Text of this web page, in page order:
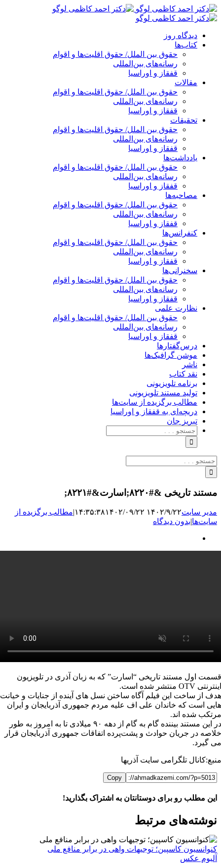
پرش
به
دیدگاه روز
کتاب‌ها
حقوق بین الملل/ حقوق اقلیت‌ها و اقوام
رسانه‌های بین‌المللی
قفقاز و اوراسیا
مقالات
حقوق بین الملل/ حقوق اقلیت‌ها و اقوام
رسانه‌های بین‌المللی
قفقاز و اوراسیا
تحقیقات
حقوق بین الملل/ حقوق اقلیت‌ها و اقوام
رسانه‌های بین‌المللی
قفقاز و اوراسیا
یادداشت‌ها
حقوق بین الملل/ حقوق اقلیت‌ها و اقوام
رسانه‌های بین‌المللی
قفقاز و اوراسیا
مصاحبه‌ها
حقوق بین الملل/ حقوق اقلیت‌ها و اقوام
رسانه‌های بین‌المللی
قفقاز و اوراسیا
کنفرانس‌ها
حقوق بین الملل/ حقوق اقلیت‌ها و اقوام
رسانه‌های بین‌المللی
قفقاز و اوراسیا
سخنرانی‌ها
حقوق بین الملل/ حقوق اقلیت‌ها و اقوام
رسانه‌های بین‌المللی
قفقاز و اوراسیا
نظارت علمی
حقوق بین الملل/ حقوق اقلیت‌ها و اقوام
رسانه‌های بین‌المللی
قفقاز و اوراسیا
درس‌گفتارها
موشن گرافیک‌ها
ناشر
نقد کتاب
برنامه‌ تلویزیونی
تولید مستند تلویزیونی
مطالب برگزیده از سایت‌ها
دریچه‌ای به قفقاز و اوراسیا
تبریزِ جان
جستجو
برای:
جستجو
برای:
مستند تاریخی &#۸۲۲۰;اسارت&#۸۲۲۱;
مدیر سایت۱۴۰۲/۹/۲۲ ۱۴:۳۵:۳۸ ۱۴۰۲/۰۹/۲۲ |مطالب برگزیده از
سایت‌ها|بدون دیدگاه
قسمت اول مستند تاریخی “اسارت” که به زبان آذری در تلویزیون
اینترنتی OTV منتشر شده است.
هدف از ساخت این فیلم آگاه ساختن نسل های آینده از جنایات و خیانت
هایی است که خاندان علی اف علیه مردم جمهوری آذربایجان و ایران
مرتکب شده اند.
در این مستند بیننده گام به گام از دهه ۹۰ میلادی تا به امروز به طور
خلاصه در جریان حوادث و پشت‌پرده اتفاقات جمهوری آذربایجان قرار
می گیرد.
منبع:کانال تلگرامی سایت آذریها
Copy
این مطلب رو برای دوستانتان به اشتراک بگذارید!
FacebookX
LinkedIn
WhatsApp
Telegram
ایمیل
نوشته‌‌های مرتبط
کنوانسیون کاسپین؛ توجیهات واهی در برابر منافع ملی
آلبوم عکس